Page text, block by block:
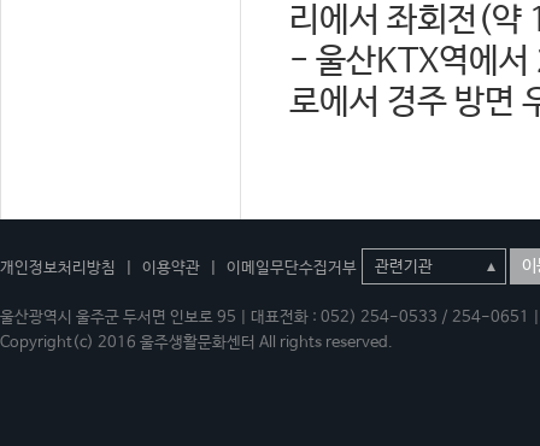
리에서 좌회전(약
- 울산KTX역에서
로에서 경주 방면
개인정보처리방침 이용약관 이메일무단수집거부 이
울산광역시 울주군 두서면 인보로 95 | 대표전화 : 052) 254-0533 / 254-
Copyright(c) 2016 울주생활문화센터 All rights reserved.